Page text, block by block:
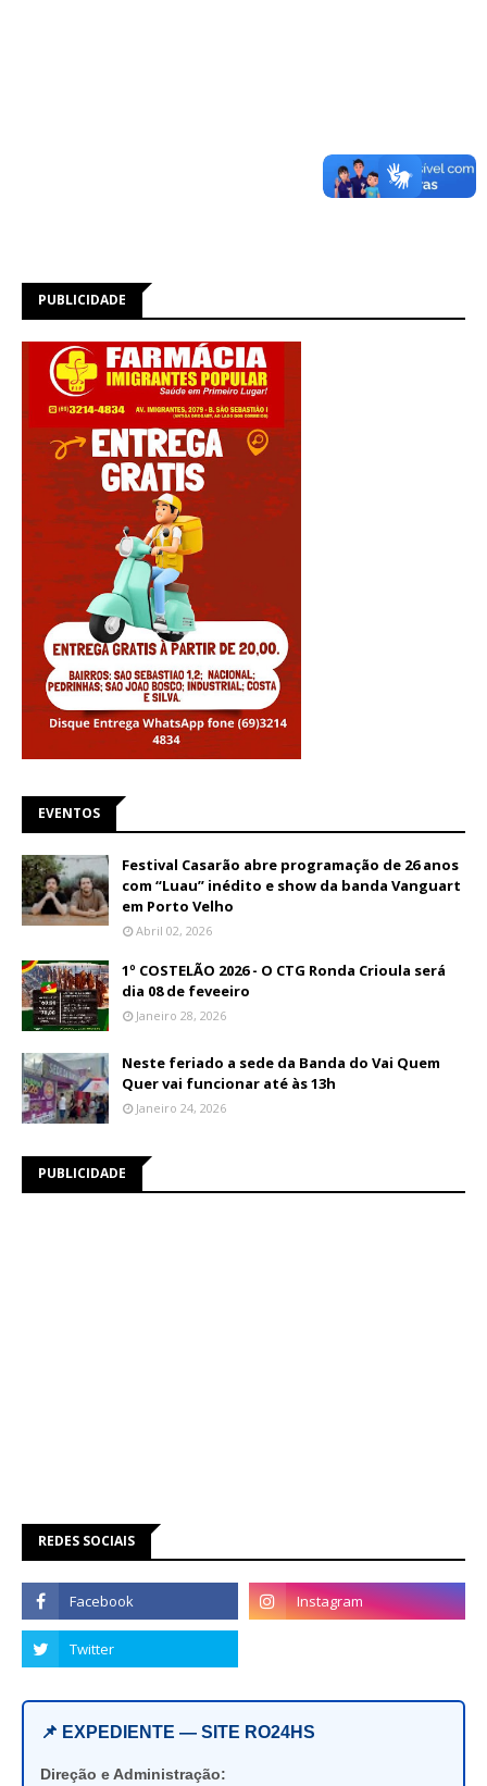
PUBLICIDADE
EVENTOS
Festival Casarão abre programação de 26 anos
com “Luau” inédito e show da banda Vanguart
em Porto Velho
Abril 02, 2026
1º COSTELÃO 2026 - O CTG Ronda Crioula será
dia 08 de feveeiro
Janeiro 28, 2026
Neste feriado a sede da Banda do Vai Quem
Quer vai funcionar até às 13h
Janeiro 24, 2026
PUBLICIDADE
REDES SOCIAIS
📌 EXPEDIENTE — SITE RO24HS
Direção e Administração: